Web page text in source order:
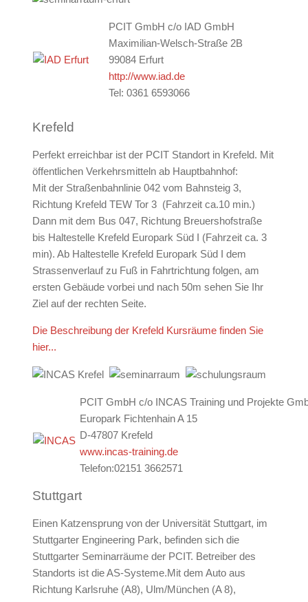
PCIT GmbH c/o IAD GmbH​
Maximilian-Welsch-Straße 2B
99084 Erfurt
http://www.iad.de
Tel: 0361 6593066
Krefeld
Perfekt erreichbar ist der PCIT Standort in Krefeld. Mit
öffentlichen Verkehrsmitteln ab Hauptbahnhof:
Mit der Straßenbahnlinie 042 vom Bahnsteig 3,
Richtung Krefeld TEW Tor 3 (Fahrzeit ca.10 min.)
Dann mit dem Bus 047, Richtung Breuershofstraße
bis Haltestelle Krefeld Europark Süd I (Fahrzeit ca. 3
min). Ab Haltestelle Krefeld Europark Süd I dem
Strassenverlauf zu Fuß in Fahrtrichtung folgen, am
ersten Gebäude vorbei und nach 50m sehen Sie Ihr
Ziel auf der rechten Seite.
Die Beschreibung der Krefeld Kursräume finden Sie
hier...
PCIT GmbH c/o INCAS Training und Projekte
Europark Fichtenhain A 15
D-47807 Krefeld
www.incas-training.de
Telefon:02151 3662571
Stuttgart
Einen Katzensprung von der Universität Stuttgart, im
Stuttgarter Engineering Park, befinden sich die
Stuttgarter Seminarräume der PCIT. Betreiber des
Standorts ist die AS-Systeme.Mit dem Auto aus
Richtung Karlsruhe (A8), Ulm/München (A 8),